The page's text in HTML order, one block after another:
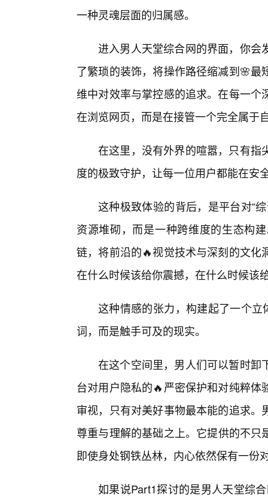
一种灵魂层面的归属感。
进入男人天堂综合网的界面，你会
了繁琐的装饰，将操作路径缩减到🌸
维中对效率与掌控感的追求。在每一
在浏览网页，而是在接管一个完全属于
在这里，没有外界的喧嚣，只有指
度的极致守护，让每一位用户都能在安
这种极致体验的背后，是平台对“
资源堆砌，而是一种跨维度的生态构
链，将前沿的🔥视觉技术与深刻的文
在什么时候该给你震撼，在什么时候该
这种情感的张力，构建起了一个立
词，而是触手可及的现实。
在这个空间里，男人们可以暂时卸
台对用户隐私的🔥严密保护和对纯粹
审视，只有对美好事物最本能的追求
尊重与理解的基础之上。它提供的不
即使身处钢铁丛林，内心依然保有一份
如果说Part1探讨的是男人天堂综